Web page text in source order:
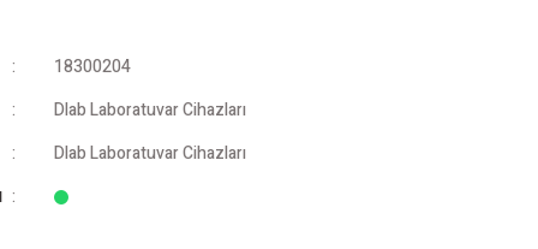
18300204
Dlab Laboratuvar Cihazları
Dlab Laboratuvar Cihazları